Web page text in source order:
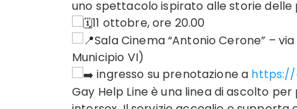
uno spettacolo ispirato alle storie delle
11 ottobre, ore 20.00
Sala Cinema “Antonio Cerone” –
Municipio VI)
ingresso su prenotazione a https://
Gay Help Line è una linea di ascolto